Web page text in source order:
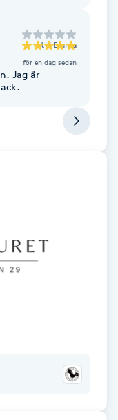
till Emma
för en dag sedan
Jag är